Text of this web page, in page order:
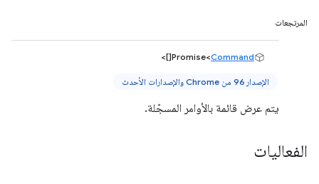
المرتجعات
Promise<Command
[]>
الإصدار 96 من Chrome والإصدارات الأحدث
يتم عرض قائمة بالأوامر المسجّلة.
الفعاليات